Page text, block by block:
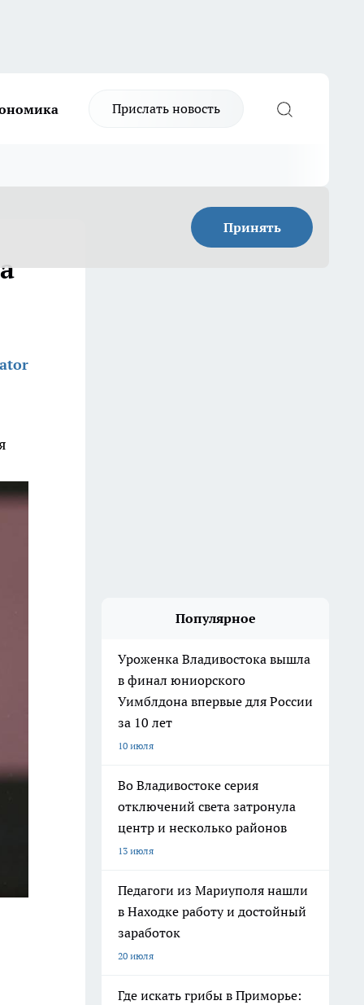
Прислать новость
Принять
Популярное
Уроженка Владивостока вышла
в финал юниорского
Уимблдона впервые для России
за 10 лет
10 июля
Во Владивостоке серия
отключений света затронула
центр и несколько районов
13 июля
Педагоги из Мариуполя нашли
в Находке работу и достойный
заработок
20 июля
Где искать грибы в Приморье: